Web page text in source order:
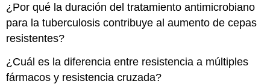
¿Por qué la duración del tratamiento antimicrobiano
para la tuberculosis contribuye al aumento de cepas
resistentes?
¿Cuál es la diferencia entre resistencia a múltiples
fármacos y resistencia cruzada?